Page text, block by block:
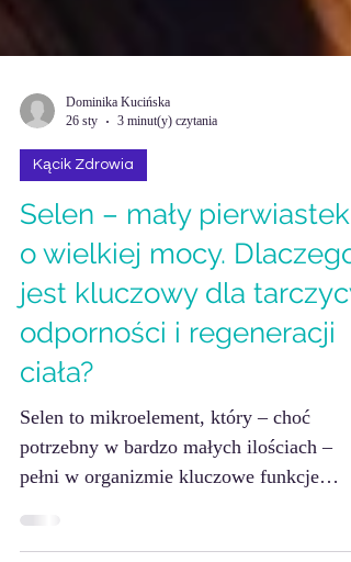
26 sty
3 minut(y) czytania
Kącik Zdrowia
Selen – mały pierwiastek
o wielkiej mocy. Dlaczego
jest kluczowy dla tarczycy,
odporności i regeneracji
ciała?
Selen to mikroelement, który – choć
potrzebny w bardzo małych ilościach –
pełni w organizmie kluczowe funkcje